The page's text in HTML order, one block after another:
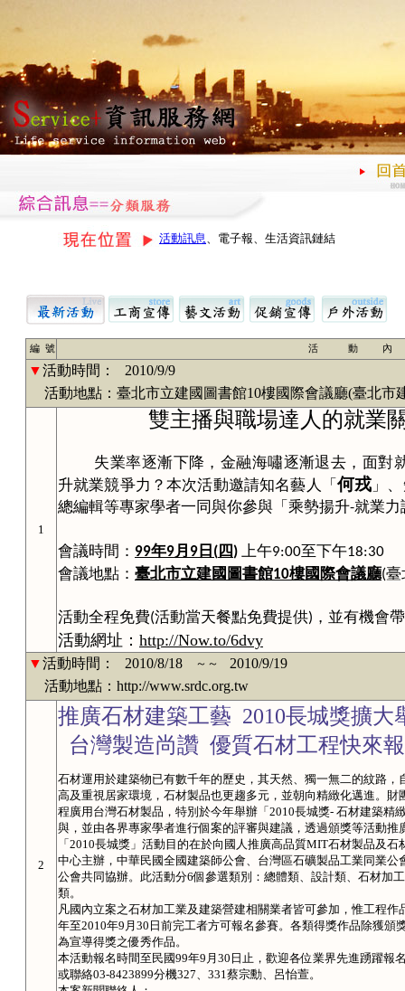
活動訊息、電子報、生活資訊鏈結
編 號 活 動 內
▼活動時間：
2010/9/9
活動地點：臺北市立建國圖書館10樓國際會議廳(臺北市
1
雙主播與職場達人的就業
失業率逐漸下降，金融海嘯逐漸退去，面對
升就業競爭力？本次活動邀請知名藝人「 何戎 」、
總編輯等專家學者一同與你參與「乘勢揚升-就業力
會議時間： 99年9月 9 日 ( 四) 上午9:00至下午18:30
會議地點： 臺北市立建國圖書館10樓國際會議廳(臺
活動全程免費(活動當天餐點免費提供)，並有機會
活動網址： http://Now.to/6dvy
▼活動時間： 2010/8/18 ～～
2010/9/19
活動地點：http://www.srdc.org.tw
2
推廣石材建築工藝 2010長城獎擴大
台灣製造尚讚 優質石材工程快來
石材運用於建築物已有數千年的歷史，其天然、獨一無二的紋路
高及重視居家環境，石材製品也更趨多元，並朝向精緻化邁進。
程廣用台灣石材製品，特別於今年舉辦「2010長城獎- 石材建築精
與，並由各界專家學者進行個案的評審與建議，透過頒獎等活動
「2010長城獎」活動目的在於向國人推廣高品質MIT石材製品及
中心主辦，中華民國全國建築師公會、台灣區石礦製品工業同業
公會共同協辦。此活動分6個參選類別：總體類、設計類、石材加
類。
凡國內立案之石材加工業及建築營建相關業者皆可參加，惟工程
年至2010年9月30日前完工者方可報名參賽。各類得獎作品除獲
為宣導得獎之優秀作品。
本活動報名時間至民國99年9月30日止，歡迎各位業界先進踴躍報
或聯絡03-8423899分機327、331蔡宗勳、呂怡萱。